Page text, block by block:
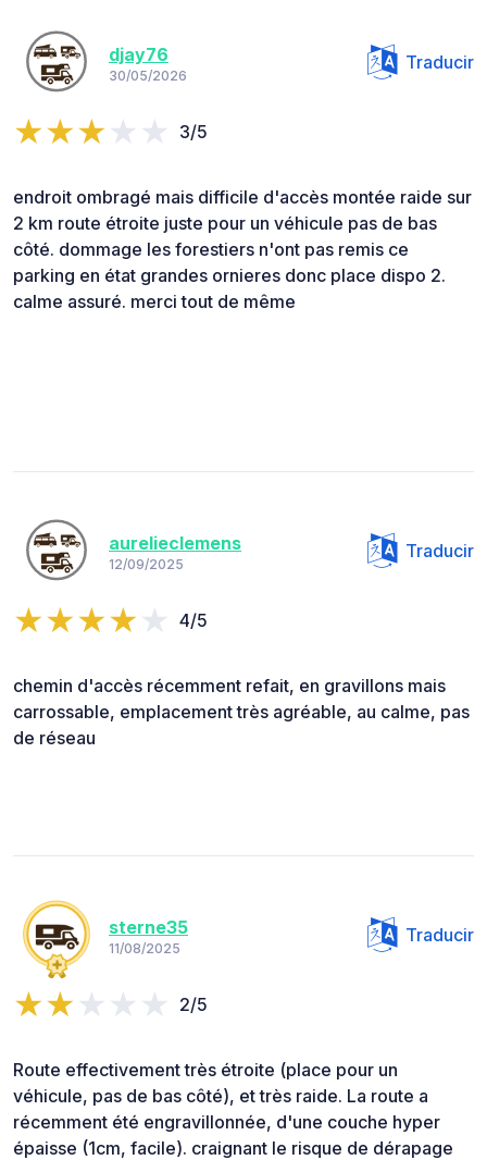
djay76
30/05/2026
Traducir
3/5
endroit ombragé mais difficile d'accès montée raide sur
2 km route étroite juste pour un véhicule pas de bas
côté. dommage les forestiers n'ont pas remis ce
parking en état grandes ornieres donc place dispo 2.
calme assuré. merci tout de même
aurelieclemens
12/09/2025
Traducir
4/5
chemin d'accès récemment refait, en gravillons mais
carrossable, emplacement très agréable, au calme, pas
de réseau
sterne35
11/08/2025
Traducir
2/5
Route effectivement très étroite (place pour un
véhicule, pas de bas côté), et très raide. La route a
récemment été engravillonnée, d'une couche hyper
épaisse (1cm, facile). craignant le risque de dérapage